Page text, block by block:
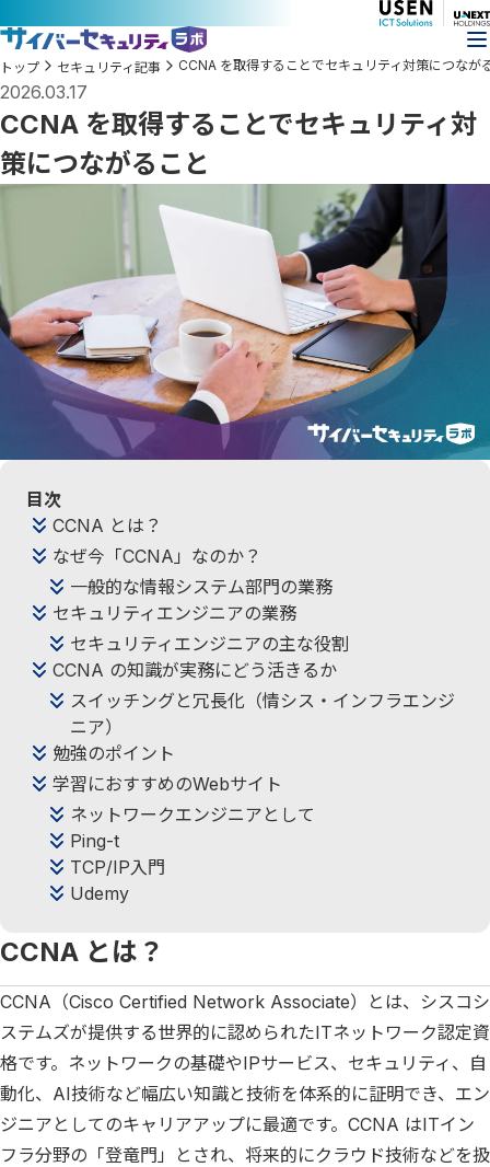
トップ セキュリティ記事 CCNA を取得することでセキュリティ対策につなが
2026.03.17
CCNA を取得することでセキュリティ対
策につながること
目次
CCNA とは？
なぜ今「CCNA」なのか？
一般的な情報システム部門の業務
セキュリティエンジニアの業務
セキュリティエンジニアの主な役割
CCNA の知識が実務にどう活きるか
スイッチングと冗長化（情シス・インフラエンジ
ニア）
勉強のポイント
学習におすすめのWebサイト
ネットワークエンジニアとして
Ping-t
TCP/IP入門
Udemy
CCNA とは？
CCNA（Cisco Certified Network Associate）とは、シスコシ
ステムズが提供する世界的に認められたITネットワーク認定資
格です。ネットワークの基礎やIPサービス、セキュリティ、自
動化、AI技術など幅広い知識と技術を体系的に証明でき、エン
ジニアとしてのキャリアアップに最適です。CCNA はITイン
フラ分野の「登竜門」とされ、将来的にクラウド技術などを扱